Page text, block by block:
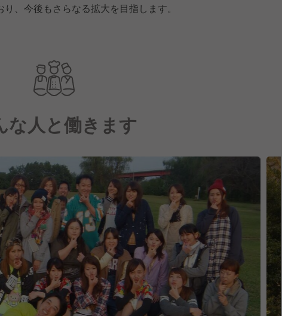
、今後もさらなる拡大を目指します。
な人と働きます